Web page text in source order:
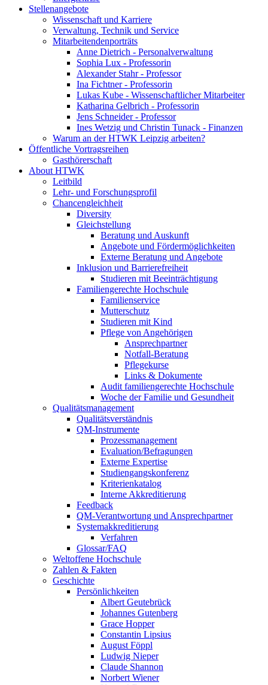
Stellenangebote
Wissenschaft und Karriere
Verwaltung, Technik und Service
Mitarbeitendenporträts
Anne Dietrich - Personalverwaltung
Sophia Lux - Professorin
Alexander Stahr - Professor
Ina Fichtner - Professorin
Lukas Kube - Wissenschaftlicher Mitarbeiter
Katharina Gelbrich - Professorin
Jens Schneider - Professor
Ines Wetzig und Christin Tunack - Finanzen
Warum an der HTWK Leipzig arbeiten?
Öffentliche Vortragsreihen
Gasthörerschaft
About HTWK
Leitbild
Lehr- und Forschungsprofil
Chancengleichheit
Diversity
Gleichstellung
Beratung und Auskunft
Angebote und Fördermöglichkeiten
Externe Beratung und Angebote
Inklusion und Barrierefreiheit
Studieren mit Beeinträchtigung
Familiengerechte Hochschule
Familienservice
Mutterschutz
Studieren mit Kind
Pflege von Angehörigen
Ansprechpartner
Notfall-Beratung
Pflegekurse
Links & Dokumente
Audit familiengerechte Hochschule
Woche der Familie und Gesundheit
Qualitätsmanagement
Qualitätsverständnis
QM-Instrumente
Prozessmanagement
Evaluation/Befragungen
Externe Expertise
Studiengangskonferenz
Kriterienkatalog
Interne Akkreditierung
Feedback
QM-Verantwortung und Ansprechpartner
Systemakkreditierung
Verfahren
Glossar/FAQ
Weltoffene Hochschule
Zahlen & Fakten
Geschichte
Persönlichkeiten
Albert Geutebrück
Johannes Gutenberg
Grace Hopper
Constantin Lipsius
August Föppl
Ludwig Nieper
Claude Shannon
Norbert Wiener